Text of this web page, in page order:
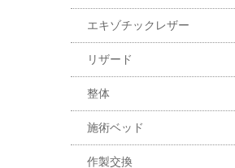
エキゾチックレザー
リザード
整体
施術ベッド
作製交換